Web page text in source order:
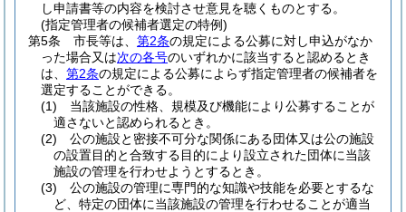
し申請書等の内容を検討させ意見を聴くものとする。
(指定管理者の候補者選定の特例)
第5条
市長等は、 第2条の規定による公募に対し申込がなか
った場合又は次の各号のいずれかに該当すると認めるとき
は、 第2条の規定による公募によらず指定管理者の候補者を
選定することができる。
(1)
当該施設の性格、規模及び機能により公募することが
適さないと認められるとき。
(2)
公の施設と密接不可分な関係にある団体又は公の施設
の設置目的と合致する目的により設立された団体に当該
施設の管理を行わせようとするとき。
(3)
公の施設の管理に専門的な知識や技能を必要とするな
ど、特定の団体に当該施設の管理を行わせることが適当